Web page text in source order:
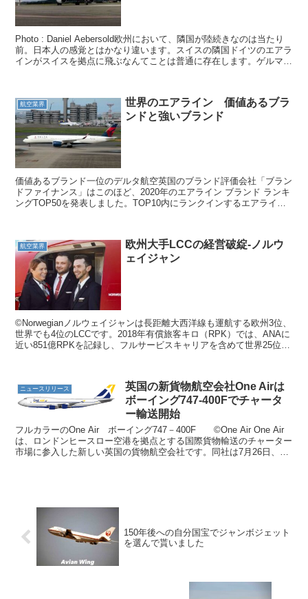
Photo : Daniel Aebersold欧州において、隣国が陸続きなのは当たり
前。日本人の感覚とはかなり違います。スイスの隣国ドイツのエアラ
インがスイスを拠点に飛ぶなんてことは普通に存在します。ゲルマニ
航空業界
世界のエアライン 価値あるブラ
ンドと強いブランド
価値あるブランド一位のデルタ航空英国のブランド評価会社「ブラン
ドファイナンス」はこのほど、2020年のエアライン ブランド ランキ
ングTOP50を発表しました。TOP10内にランクインするエアライン
航空業界
欧州大手LCCの経営破綻‐ノルウ
ェイジャン
©Norwegianノルウェイジャンは長距離大西洋線も運航する欧州3位、
世界でも4位のLCCです。2018年有償旅客キロ（RPK）では、ANAに
近い851億RPKを記録し、フルサービスキャリアを含めて世界25位の
ニュースリリース
英国の新貨物航空会社One Airは
ボーイング747-400Fでチャータ
ー輸送開始
フルカラーのOne Air ボーイング747－400F ©One Air One Air
は、ロンドンヒースロー空港を拠点とする国際貨物輸送のチャーター
市場に参入した新しい英国の貨物航空会社です。同社は7月26日、ボ
150年後への自分国宝でジャンボジェット
を選んで貰いました